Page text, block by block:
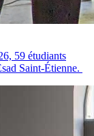
59 étudiants
Saint-Étienne.